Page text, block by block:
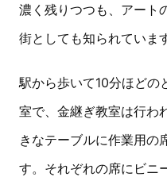
濃く残りつつも、アート
街としても知られていま
駅から歩いて10分ほどの
室で、金継ぎ教室は行わ
きなテーブルに作業用の
す。それぞれの席にビニ